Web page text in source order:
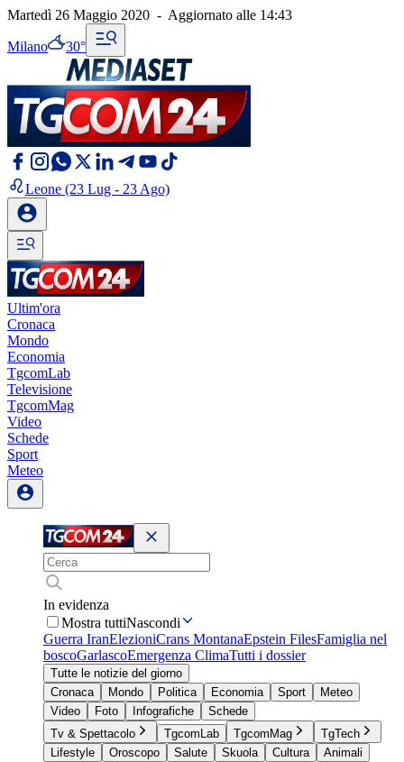
Martedì 26 Maggio 2020 - Aggiornato alle 14:43
Milano 30°
Leone (23 Lug - 23 Ago)
Ultim'ora
Cronaca
Mondo
Economia
TgcomLab
Televisione
TgcomMag
Video
Schede
Sport
Meteo
In evidenza
Mostra tuttiNascondi
Guerra IranElezioniCrans MontanaEpstein FilesFamiglia nel
boscoGarlascoEmergenza ClimaTutti i dossier
Tutte le notizie del giorno
Cronaca
Mondo Politica Economia Sport
Meteo
Video
Foto Infografiche
Schede
Tv & Spettacolo
TgcomLab TgcomMag
TgTech
Lifestyle
Oroscopo Salute Skuola Cultura
Animali